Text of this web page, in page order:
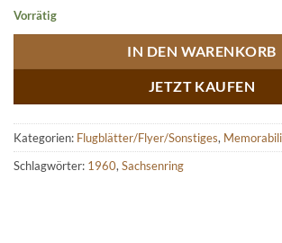
Vorrätig
IN DEN WARENKORB
JETZT KAUFEN
Kategorien: Flugblätter/Flyer/Sonstiges,
Schlagwörter: 1960, Sachsenring